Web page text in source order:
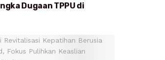
Dugaan TPPU di